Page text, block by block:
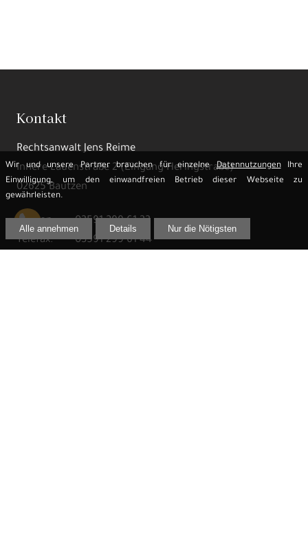
Kontakt
Rechtsanwalt Jens Reime
Innere Lauenstraße 2 (Eingang Heringstraße)
02625 Bautzen
Telefon:
03591 299 61 33
Telefax:
03591 299 61 44
Wir und unsere Partner brauchen für einzelneDatennutzungenIhre
Einwilligung, um den einwandfreien Betrieb dieser Webseite zu
gewährleisten.
Alle annehmen Details Nur die Nötigsten